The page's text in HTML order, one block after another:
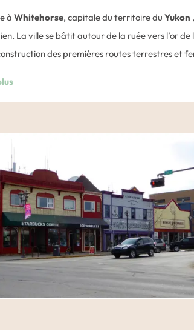
àWhitehorse, capitale du territoire duYukon
La ville se bâtit autour de la ruée vers l’or de
des premières routes terrestres et
votre voyage dans le Yukon.
un hôtel du centre ville de Whitehorse.